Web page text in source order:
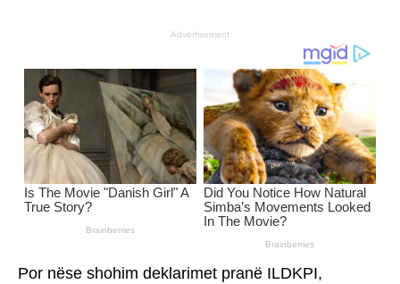
Advertisement
Por nëse shohim deklarimet pranë ILDKPI,